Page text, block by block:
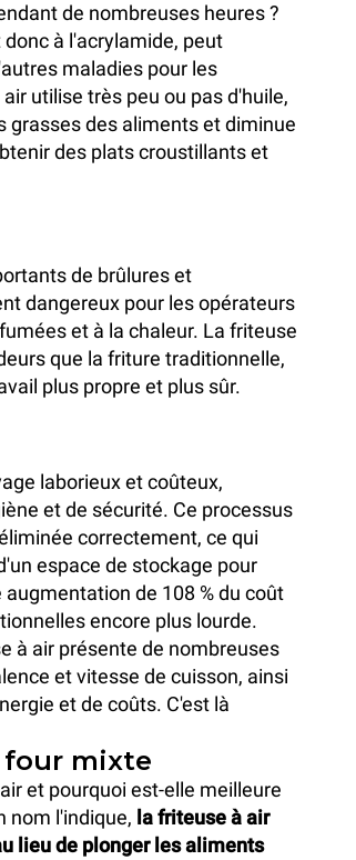
de nombreuses heures ?
à l'acrylamide, peut
maladies pour les
utilise très peu ou pas d'huile,
grasses des aliments et diminue
des plats croustillants et
de brûlures et
dangereux pour les opérateurs
et à la chaleur. La friteuse
que la friture traditionnelle,
plus propre et plus sûr.
laborieux et coûteux,
et de sécurité. Ce processus
correctement, ce qui
espace de stockage pour
de 108 % du coût
encore plus lourde.
à air présente de nombreuses
et vitesse de cuisson, ainsi
et de coûts. C'est là
four mixte
et pourquoi est-elle meilleure
nom l'indique, la friteuse à air
lieu de plonger les aliments